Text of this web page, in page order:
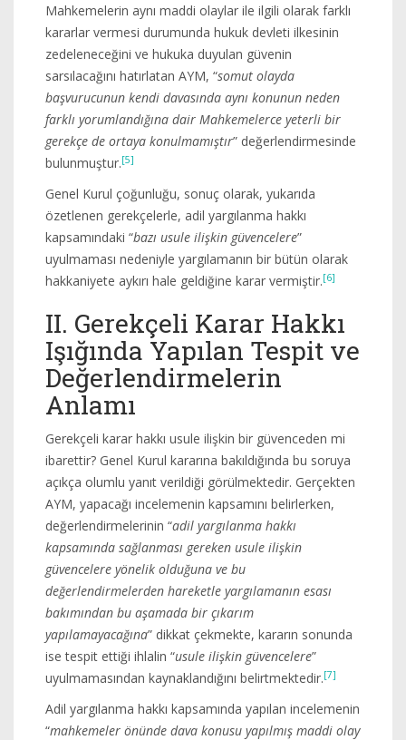
Mahkemelerin aynı maddi olaylar ile ilgili olarak farklı
kararlar vermesi durumunda hukuk devleti ilkesinin
zedeleneceğini ve hukuka duyulan güvenin
sarsılacağını hatırlatan AYM, “somut olayda
başvurucunun kendi davasında aynı konunun neden
farklı yorumlandığına dair Mahkemelerce yeterli bir
gerekçe de ortaya konulmamıştır” değerlendirmesinde
bulunmuştur.[5]
Genel Kurul çoğunluğu, sonuç olarak, yukarıda
özetlenen gerekçelerle, adil yargılanma hakkı
kapsamındaki “bazı usule ilişkin güvencelere”
uyulmaması nedeniyle yargılamanın bir bütün olarak
hakkaniyete aykırı hale geldiğine karar vermiştir.[6]
II. Gerekçeli Karar Hakkı
Işığında Yapılan Tespit ve
Değerlendirmelerin
Anlamı
Gerekçeli karar hakkı usule ilişkin bir güvenceden mi
ibarettir? Genel Kurul kararına bakıldığında bu soruya
açıkça olumlu yanıt verildiği görülmektedir. Gerçekten
AYM, yapacağı incelemenin kapsamını belirlerken,
değerlendirmelerinin “adil yargılanma hakkı
kapsamında sağlanması gereken usule ilişkin
güvencelere yönelik olduğuna ve bu
değerlendirmelerden hareketle yargılamanın esası
bakımından bu aşamada bir çıkarım
yapılamayacağına” dikkat çekmekte, kararın sonunda
ise tespit ettiği ihlalin “usule ilişkin güvencelere”
uyulmamasından kaynaklandığını belirtmektedir.[7]
Adil yargılanma hakkı kapsamında yapılan incelemenin
“mahkemeler önünde dava konusu yapılmış maddi olay